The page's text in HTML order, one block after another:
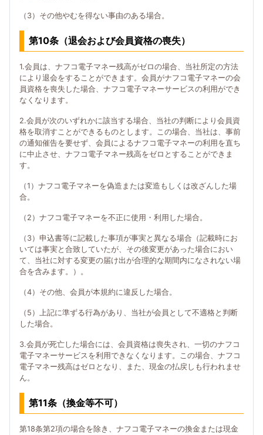
（3）その他やむを得ない事由のある場合。
第10条（退会および会員資格の喪失）
1.会員は、ナフコ電子マネー残高がゼロの場合、当社所定の方法
により退会をすることができます。会員がナフコ電子マネーの会
員資格を喪失した場合、ナフコ電子マネーサービスの利用ができ
なくなります。
2.会員が次のいずれかに該当する場合、当社の判断により会員資
格を取消すことができるものとします。この場合、当社は、事前
の通知催告を要せず、会員によるナフコ電子マネーの利用を直ち
に中止させ、ナフコ電子マネー残高をゼロとすることができま
す。
（1）ナフコ電子マネーを偽造または変造もしくは改ざんした場
合。
（2）ナフコ電子マネーを不正に使用・利用した場合。
（3）申込書等に記載した事項が事実と異なる場合（記載時にお
いては事実と合致していたが、その後変更があった場合におい
て、当社に対する変更の届け出が合理的な期間内になされない場
合を含みます。）。
（4）その他、会員が本規約に違反した場合。
（5）上記に準ずる行為があり、当社が会員として不適格と判断
した場合。
3.会員が死亡した場合には、会員資格は喪失され、一切のナフコ
電子マネーサービスを利用できなくなります。この場合、ナフコ
電子マネー残高はゼロとなり、また、現金の払戻しも行われませ
ん。
第11条（換金等不可）
第18条第2項の場合を除き、ナフコ電子マネーの換金または現金